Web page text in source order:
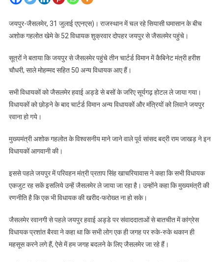
जयपुर-जैसलमेर, 31 जुलाई एएनएस)। राजस्थान में चल रहे सियासी घमासान के बीच
अशोक गहलोत खेमे के 52 विधायक शुक्रवार दोपहर जयपुर से जैसलमेर पहुंचे।
सूत्रों ने बताया कि जयपुर से जैसलमेर पहुंचे तीन चार्टर्ड विमान में कैबिनेट मंत्री हरीश
चौधरी, साले मोहम्मद सहित 50 अन्य विधायक आए हैं।
सभी विधायकों को जैसलमेर हवाई अड्डे से बसों के जरिए सूर्यगढ़ होटल ले जाया गया।
विधायकों को छोड़ने के बाद चार्टर्ड विमान अन्य विधायकों और मंत्रियों को लिवाने जयपुर
रवाना हो गये।
मुख्यमंत्री अशोक गहलोत के विश्वसनीय माने जाने वाले पूर्व सांसद बद्री राम जाखड़ ने इन
विधायकों आगवानी की।
इससे पहले जयपुर में परिवहन मंत्री प्रताप सिंह खाचरियावास ने कहा कि सभी विधायक
एकजुट रह सकें इसलिये उन्हें जैसलमेर ले जाया जा रहा है। उन्होंने कहा कि मुख्यमंत्री की
रणनीति है कि एक भी विधायक की खरीद-फरोख्त ना हो सके।
जैसलमेर रवानगी से पहले जयपुर हवाई अड्डे पर संवाददाताओं से बातचीत में कांग्रेस
विधायक प्रशांत बैरवा ने कहा था कि सभी लोग एक ही जगह पर रुके-रुके थकान ही
महसूस करने लगे हैं, ऐसे में हम जगह बदलने के लिए जैसलमेर जा रहे हैं।